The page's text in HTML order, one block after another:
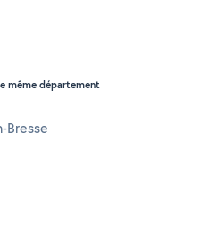
même département
Bresse